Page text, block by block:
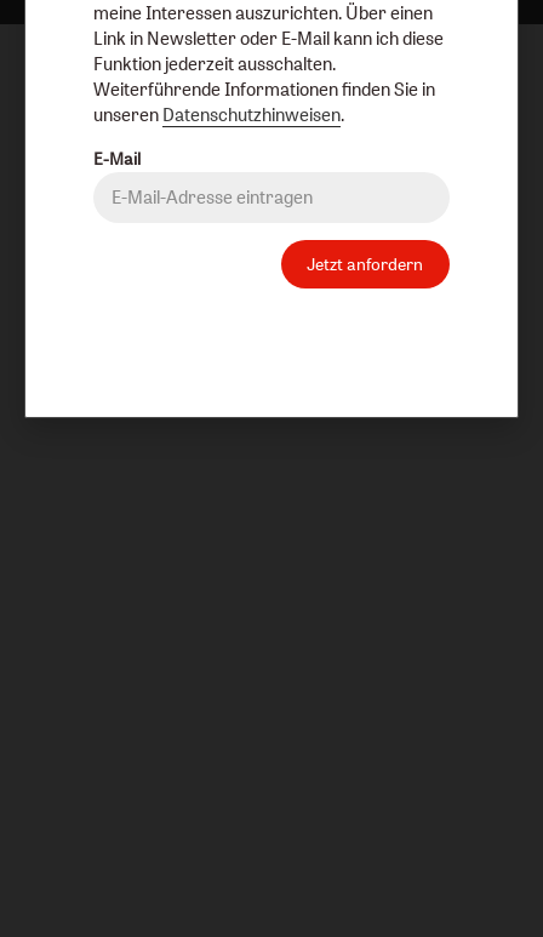
meine Interessen auszurichten. Über einen
Link in Newsletter oder E-Mail kann ich diese
Funktion jederzeit ausschalten.
Weiterführende Informationen finden Sie in
unseren Datenschutzhinweisen.
E-Mail
Jetzt anfordern